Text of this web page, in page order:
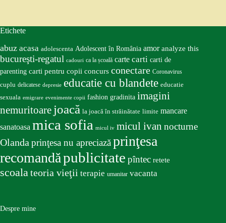
Etichete
abuz acasa adolescenta Adolescent în România amor analyze this
bucureşti-regatul cadouri ca la școală carte carti carti de
parenting carti pentru copii concurs conectare Coronavirus
cuplu delicatese depresie educatie cu blandete educatie
sexuala emigrare evenimente copii fashion gradinita imagini
nemuritoare joacă la joacă în străinătate limite mancare
sanatoasa mica sofia micul iv micul ivan nocturne
Olandaprinţesa nu apreciazăprinţesa
recomandăpublicitate pîntec retete
scoalateoria vieţii terapie umanitar vacanta
Despre mine